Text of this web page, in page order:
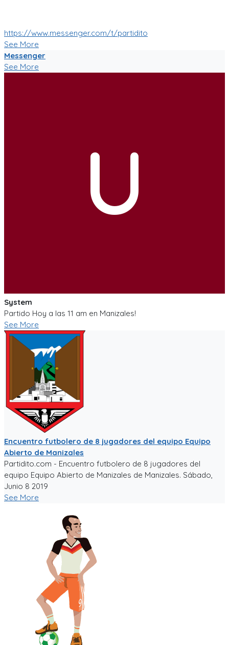
https://www.messenger.com/t/partidito
See More
Messenger
See More
U
System
Partido Hoy a las 11 am en Manizales!
See More
Encuentro futbolero de 8 jugadores del equipo Equipo
Abierto de Manizales
Partidito.com - Encuentro futbolero de 8 jugadores del
equipo Equipo Abierto de Manizales de Manizales. Sábado,
Junio 8 2019
See More